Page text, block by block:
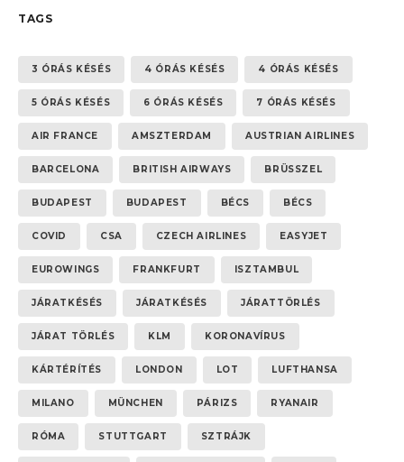
TAGS
3 ÓRÁS KÉSÉS 4 ÓRÁS KÉSÉS 4 ÓRÁS KÉSÉS
5 ÓRÁS KÉSÉS 6 ÓRÁS KÉSÉS 7 ÓRÁS KÉSÉS
AIR FRANCE AMSZTERDAM AUSTRIAN AIRLINES
BARCELONA BRITISH AIRWAYS BRÜSSZEL
BUDAPEST BUDAPEST BÉCS BÉCS
COVID CSA CZECH AIRLINES EASYJET
EUROWINGS FRANKFURT ISZTAMBUL
JÁRATKÉSÉS JÁRATKÉSÉS JÁRATTÖRLÉS
JÁRAT TÖRLÉS KLM KORONAVÍRUS
KÁRTÉRÍTÉS LONDON LOT LUFTHANSA
MILANO MÜNCHEN PÁRIZS RYANAIR
RÓMA STUTTGART SZTRÁJK